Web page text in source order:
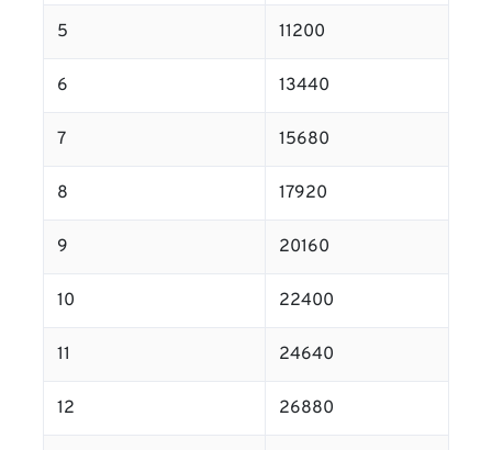
5 11200
6 13440
7 15680
8 17920
9 20160
10 22400
11 24640
12 26880